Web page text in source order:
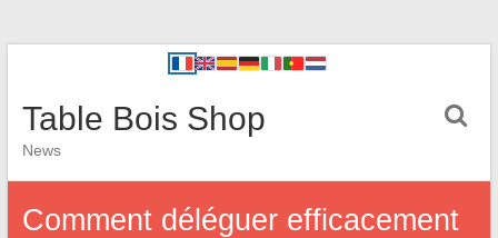
Table Bois Shop
News
Comment déléguer efficacement